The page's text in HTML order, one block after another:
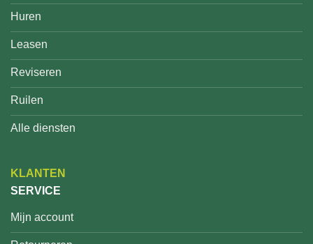
Huren
Leasen
Reviseren
Ruilen
Alle diensten
KLANTEN
SERVICE
Mijn account